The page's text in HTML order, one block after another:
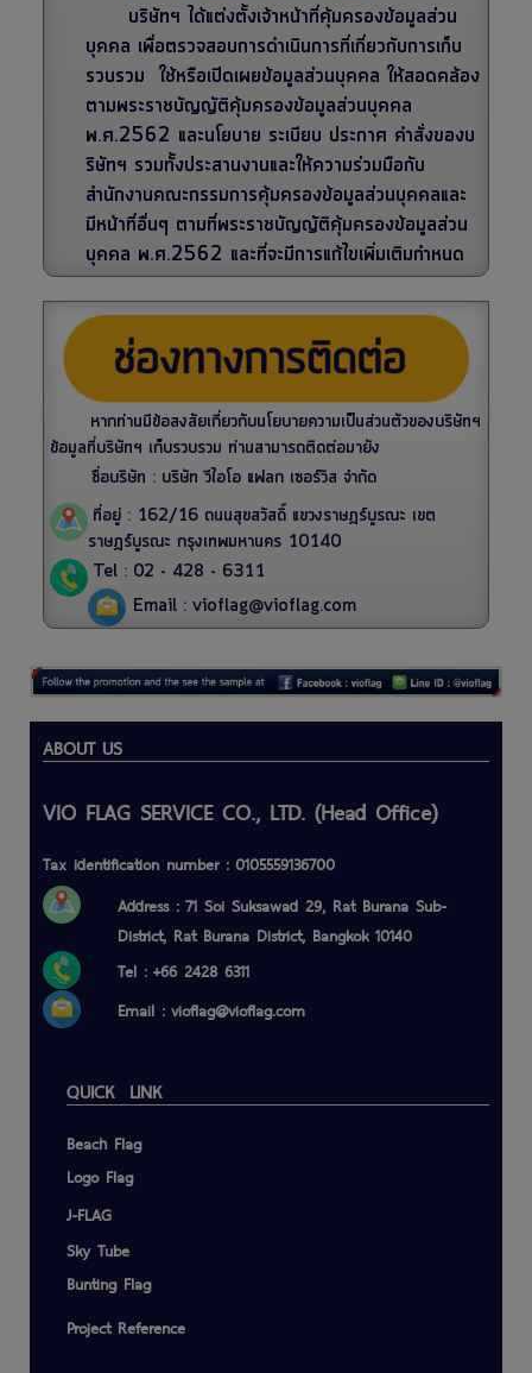
บริษัทฯ ได้แต่งตั้งเจ้าหน้าที่คุ้มครองข้อมูลส่วน
บุคคล เพื่อตรวจสอบการดำเนินการที่เกี่ยวกับการเก็บ
รวบรวม ใช้หรือเปิดเผยข้อมูลส่วนบุคคล ให้สอดคล้อง
ตามพระราชบัญญัติคุ้มครองข้อมูลส่วนบุคคล
พ.ศ.2562 และนโยบาย ระเบียบ ประกาศ คำสั่งของบ
ริษัทฯ รวมทั้งประสานงานและให้ความร่วมมือกับ
สำนักงานคณะกรรมการคุ้มครองข้อมูลส่วนบุคคลและ
มีหน้าที่อื่นๆ ตามที่พระราชบัญญัติคุ้มครองข้อมูลส่วน
บุคคล พ.ศ.2562 และที่จะมีการแก้ไขเพิ่มเติมกำหนด
หากท่านมีข้อสงสัยเกี่ยวกับนโยบายความเป็นส่วนตัวของบริษัทฯ
ข้อมูลที่บริษัทฯ เก็บรวบรวม ท่านสามารถติดต่อมายัง
ชื่อบริษัท : บริษัท วีไอโอ แฟลก เซอร์วิส จำกัด
ที่อยู่ : 162/16 ถนนสุขสวัสดิ์ แขวงราษฎร์บูรณะ เขต
ราษฎร์บูรณะ กรุงเทพมหานคร 10140
Tel : 02 - 428 - 6311
Email : vioflag@vioflag.com
ABOUT US
VIO FLAG SERVICE CO., LTD. (Head Office)
Tax identification number : 0105559136700
Address : 71 Soi Suksawad 29, Rat Burana Sub-
District, Rat Burana District, Bangkok 10140
Tel : +66 2428 6311
Email : vioflag@vioflag.com
QUICK LINK
Beach Flag
Logo Flag
J-FLAG
Sky Tube
Bunting Flag
Project Reference